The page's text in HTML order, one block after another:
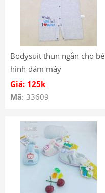
Bodysuit thun ngắn cho bé
hình đám mây
Giá: 125k
Mã: 33609